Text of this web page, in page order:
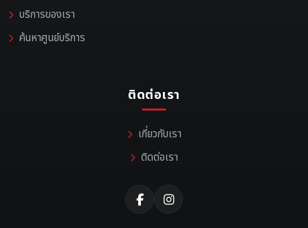
บริการของเรา
ค้นหาศูนย์บริการ
ติดต่อเรา
เกี่ยวกับเรา
ติดต่อเรา